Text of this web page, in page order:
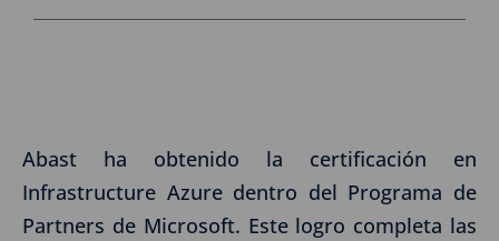
Abast ha obtenido la certificación en
Infrastructure Azure dentro del Programa de
Partners de Microsoft. Este logro completa las